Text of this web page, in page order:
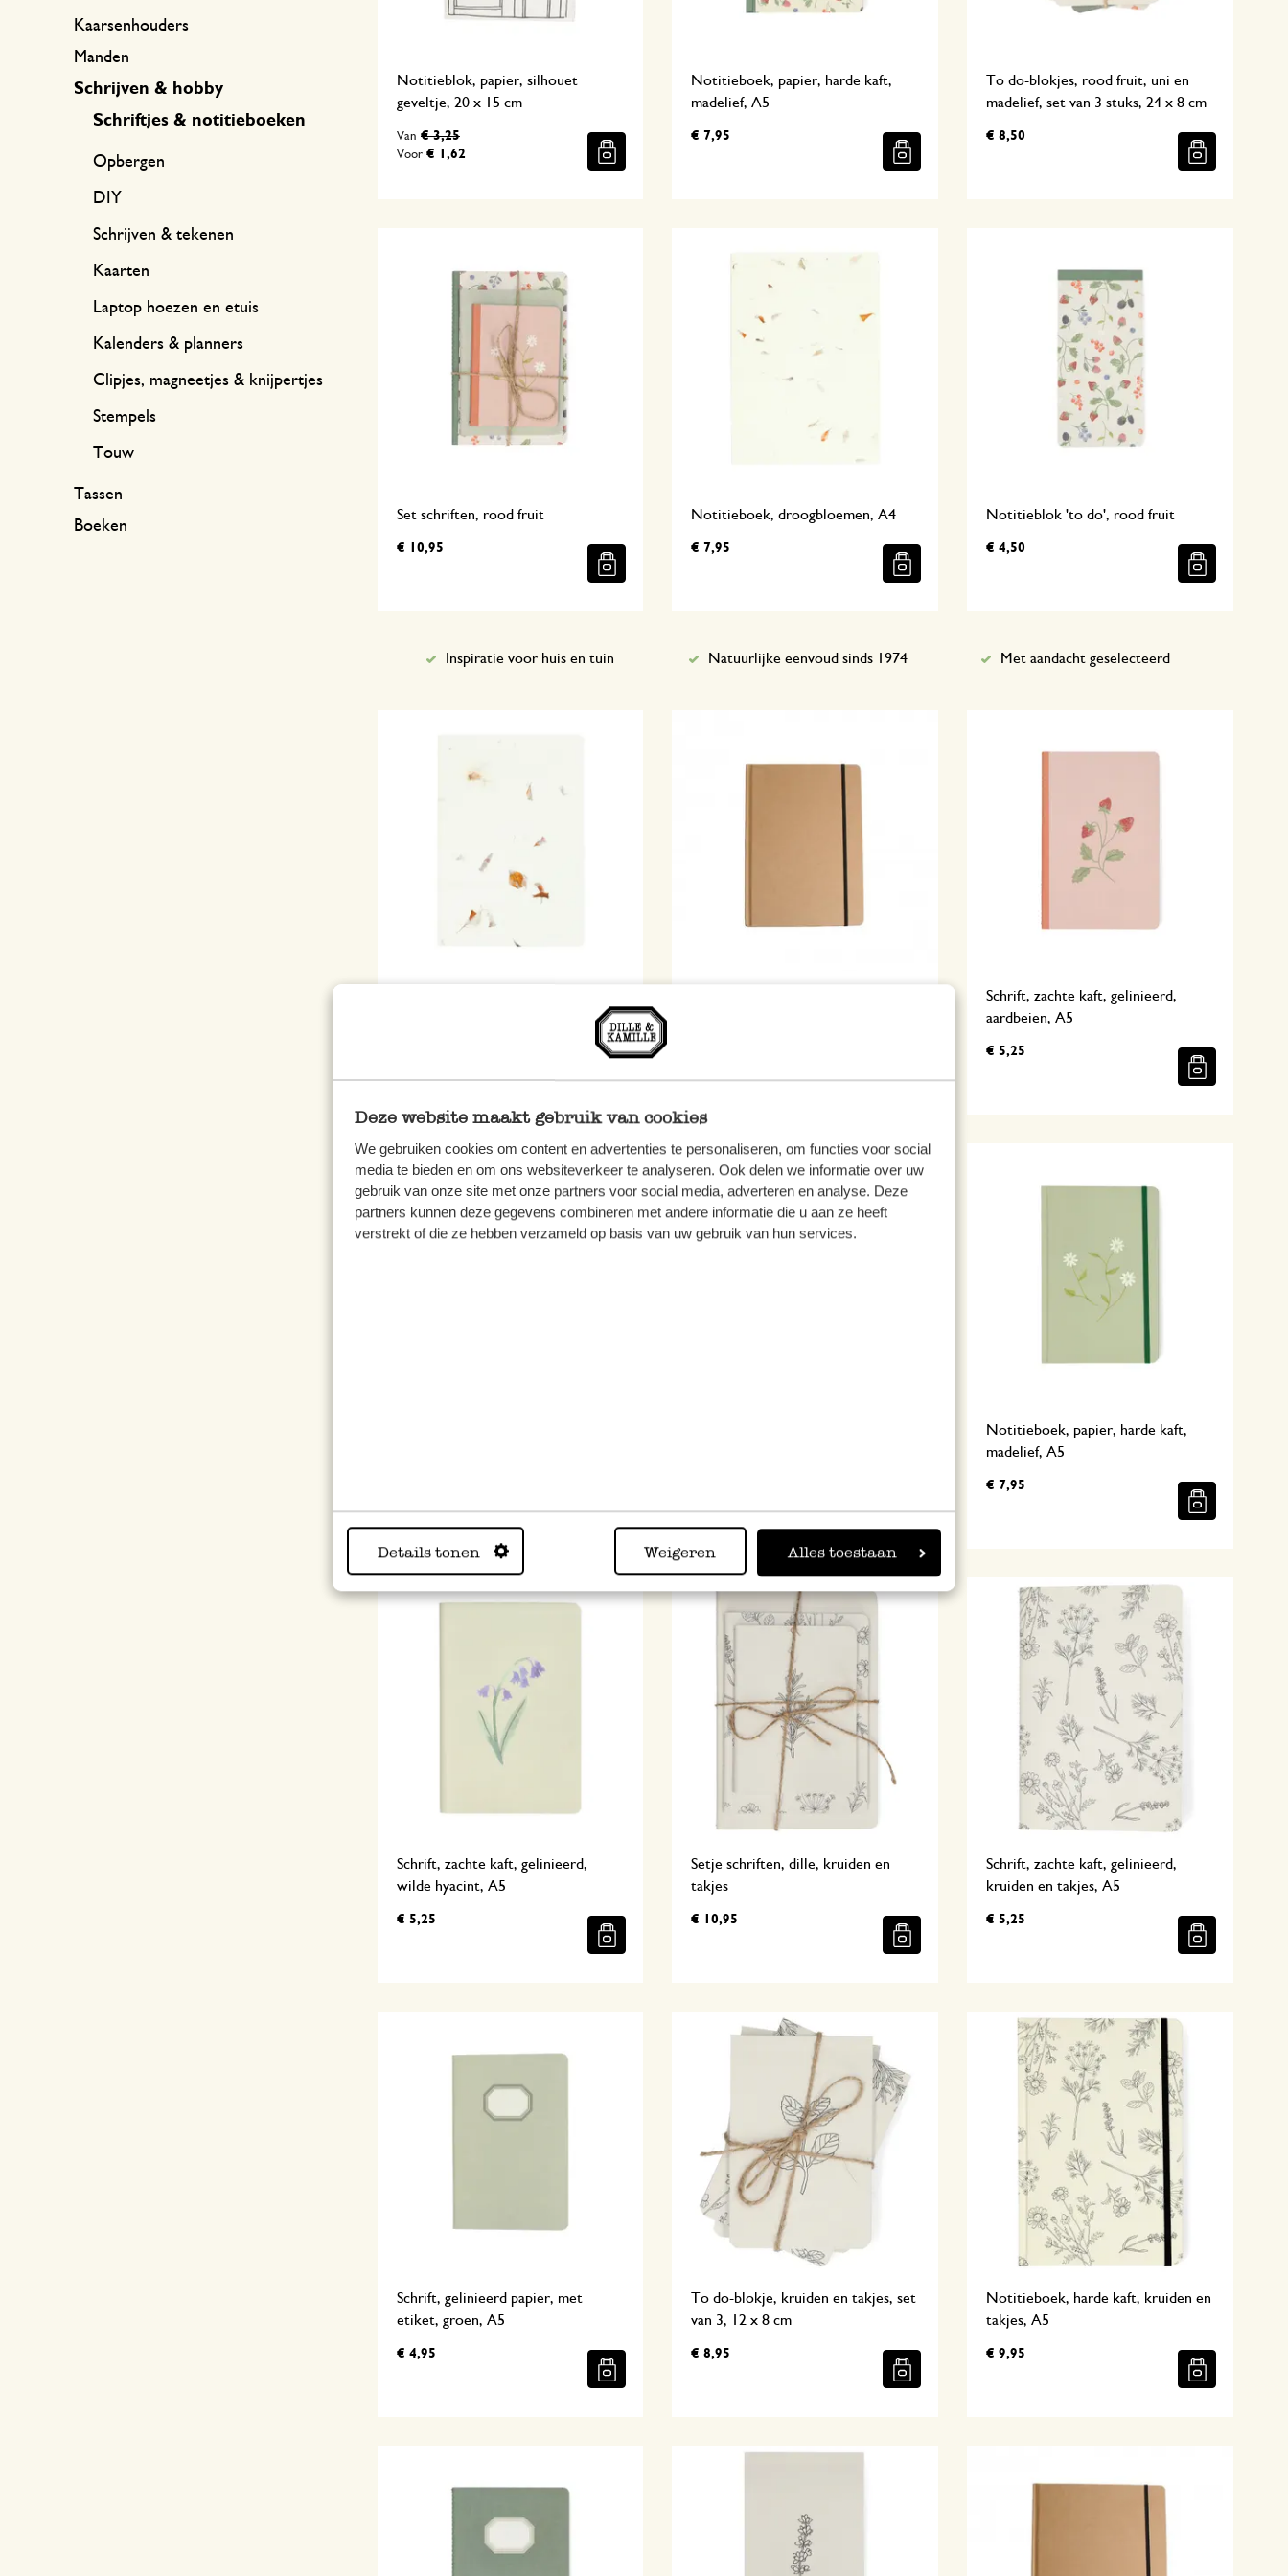
Deze website maakt gebruik van cookies
We gebruiken cookies om content en advertenties te personaliseren, om functies voor social
media te bieden en om ons websiteverkeer te analyseren. Ook delen we informatie over uw
gebruik van onze site met onze partners voor social media, adverteren en analyse. Deze
partners kunnen deze gegevens combineren met andere informatie die u aan ze heeft
verstrekt of die ze hebben verzameld op basis van uw gebruik van hun services.
Details tonen Weigeren Alles toestaan
Kaarsenhouders
Manden
Schrijven & hobby
Schriftjes & notitieboeken
Opbergen
DIY
Schrijven & tekenen
Kaarten
Laptop hoezen en etuis
Kalenders & planners
Clipjes, magneetjes & knijpertjes
Stempels
Touw
Tassen
Boeken
Notitieblok, papier, silhouet
geveltje, 20 x 15 cm
Voor € 1,62
Van € 3,25
Notitieboek, papier, harde kaft,
madelief, A5
€ 7,95
To do-blokjes, rood fruit, uni en
madelief, set van 3 stuks, 24 x 8 cm
€ 8,50
Set schriften, rood fruit
€ 10,95
Notitieboek, droogbloemen, A4
€ 7,95
Notitieblok 'to do', rood fruit
€ 4,50
Schrift, zachte kaft, gelinieerd,
aardbeien, A5
€ 5,25
Notitieboek, papier, harde kaft,
madelief, A5
€ 7,95
Schrift, zachte kaft, gelinieerd,
wilde hyacint, A5
€ 5,25
Setje schriften, dille, kruiden en
takjes
€ 10,95
Schrift, zachte kaft, gelinieerd,
kruiden en takjes, A5
€ 5,25
Schrift, gelinieerd papier, met
etiket, groen, A5
€ 4,95
To do-blokje, kruiden en takjes, set
van 3, 12 x 8 cm
€ 8,95
Notitieboek, harde kaft, kruiden en
takjes, A5
€ 9,95
Inspiratie voor huis en tuin Natuurlijke eenvoud sinds 1974 Met aandacht geselecteerd